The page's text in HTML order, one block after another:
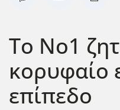
Το No1
κορυφαίο
επίπεδο